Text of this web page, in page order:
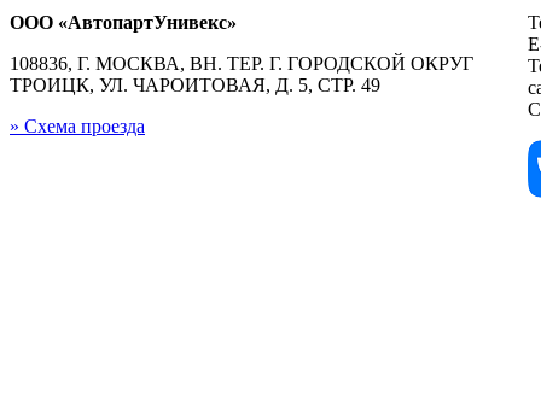
ООО «АвтопартУнивекс»
108836, Г. МОСКВА, ВН. ТЕР. Г. ГОРОДСКОЙ ОКРУГ
ТРОИЦК, УЛ. ЧАРОИТОВАЯ, Д. 5, СТР. 49
» Схема проезда